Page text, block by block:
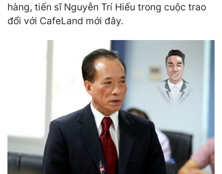
hàng, tiến sĩ Nguyễn Trí Hiếu trong cuộc trao
đổi với CafeLand mới đây.